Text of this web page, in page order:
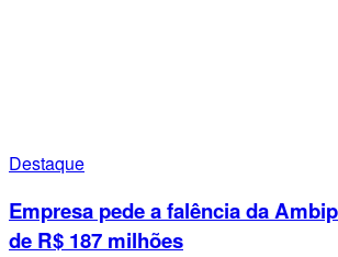
Destaque
Empresa pede a falência da
de R$ 187 milhões